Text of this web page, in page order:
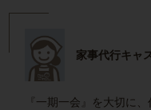
家事代行キャ
『一期一会』を大切に